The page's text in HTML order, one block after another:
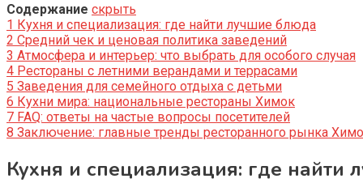
Содержание скрыть
1 Кухня и специализация: где найти лучшие блюда
2 Средний чек и ценовая политика заведений
3 Атмосфера и интерьер: что выбрать для особого случая
4 Рестораны с летними верандами и террасами
5 Заведения для семейного отдыха с детьми
6 Кухни мира: национальные рестораны Химок
7 FAQ: ответы на частые вопросы посетителей
8 Заключение: главные тренды ресторанного рынка
Кухня и специализация: где найти